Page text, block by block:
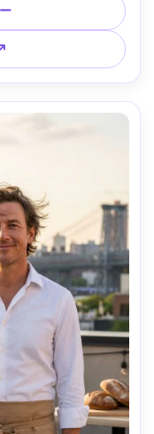
フォーカス --ar 4:5